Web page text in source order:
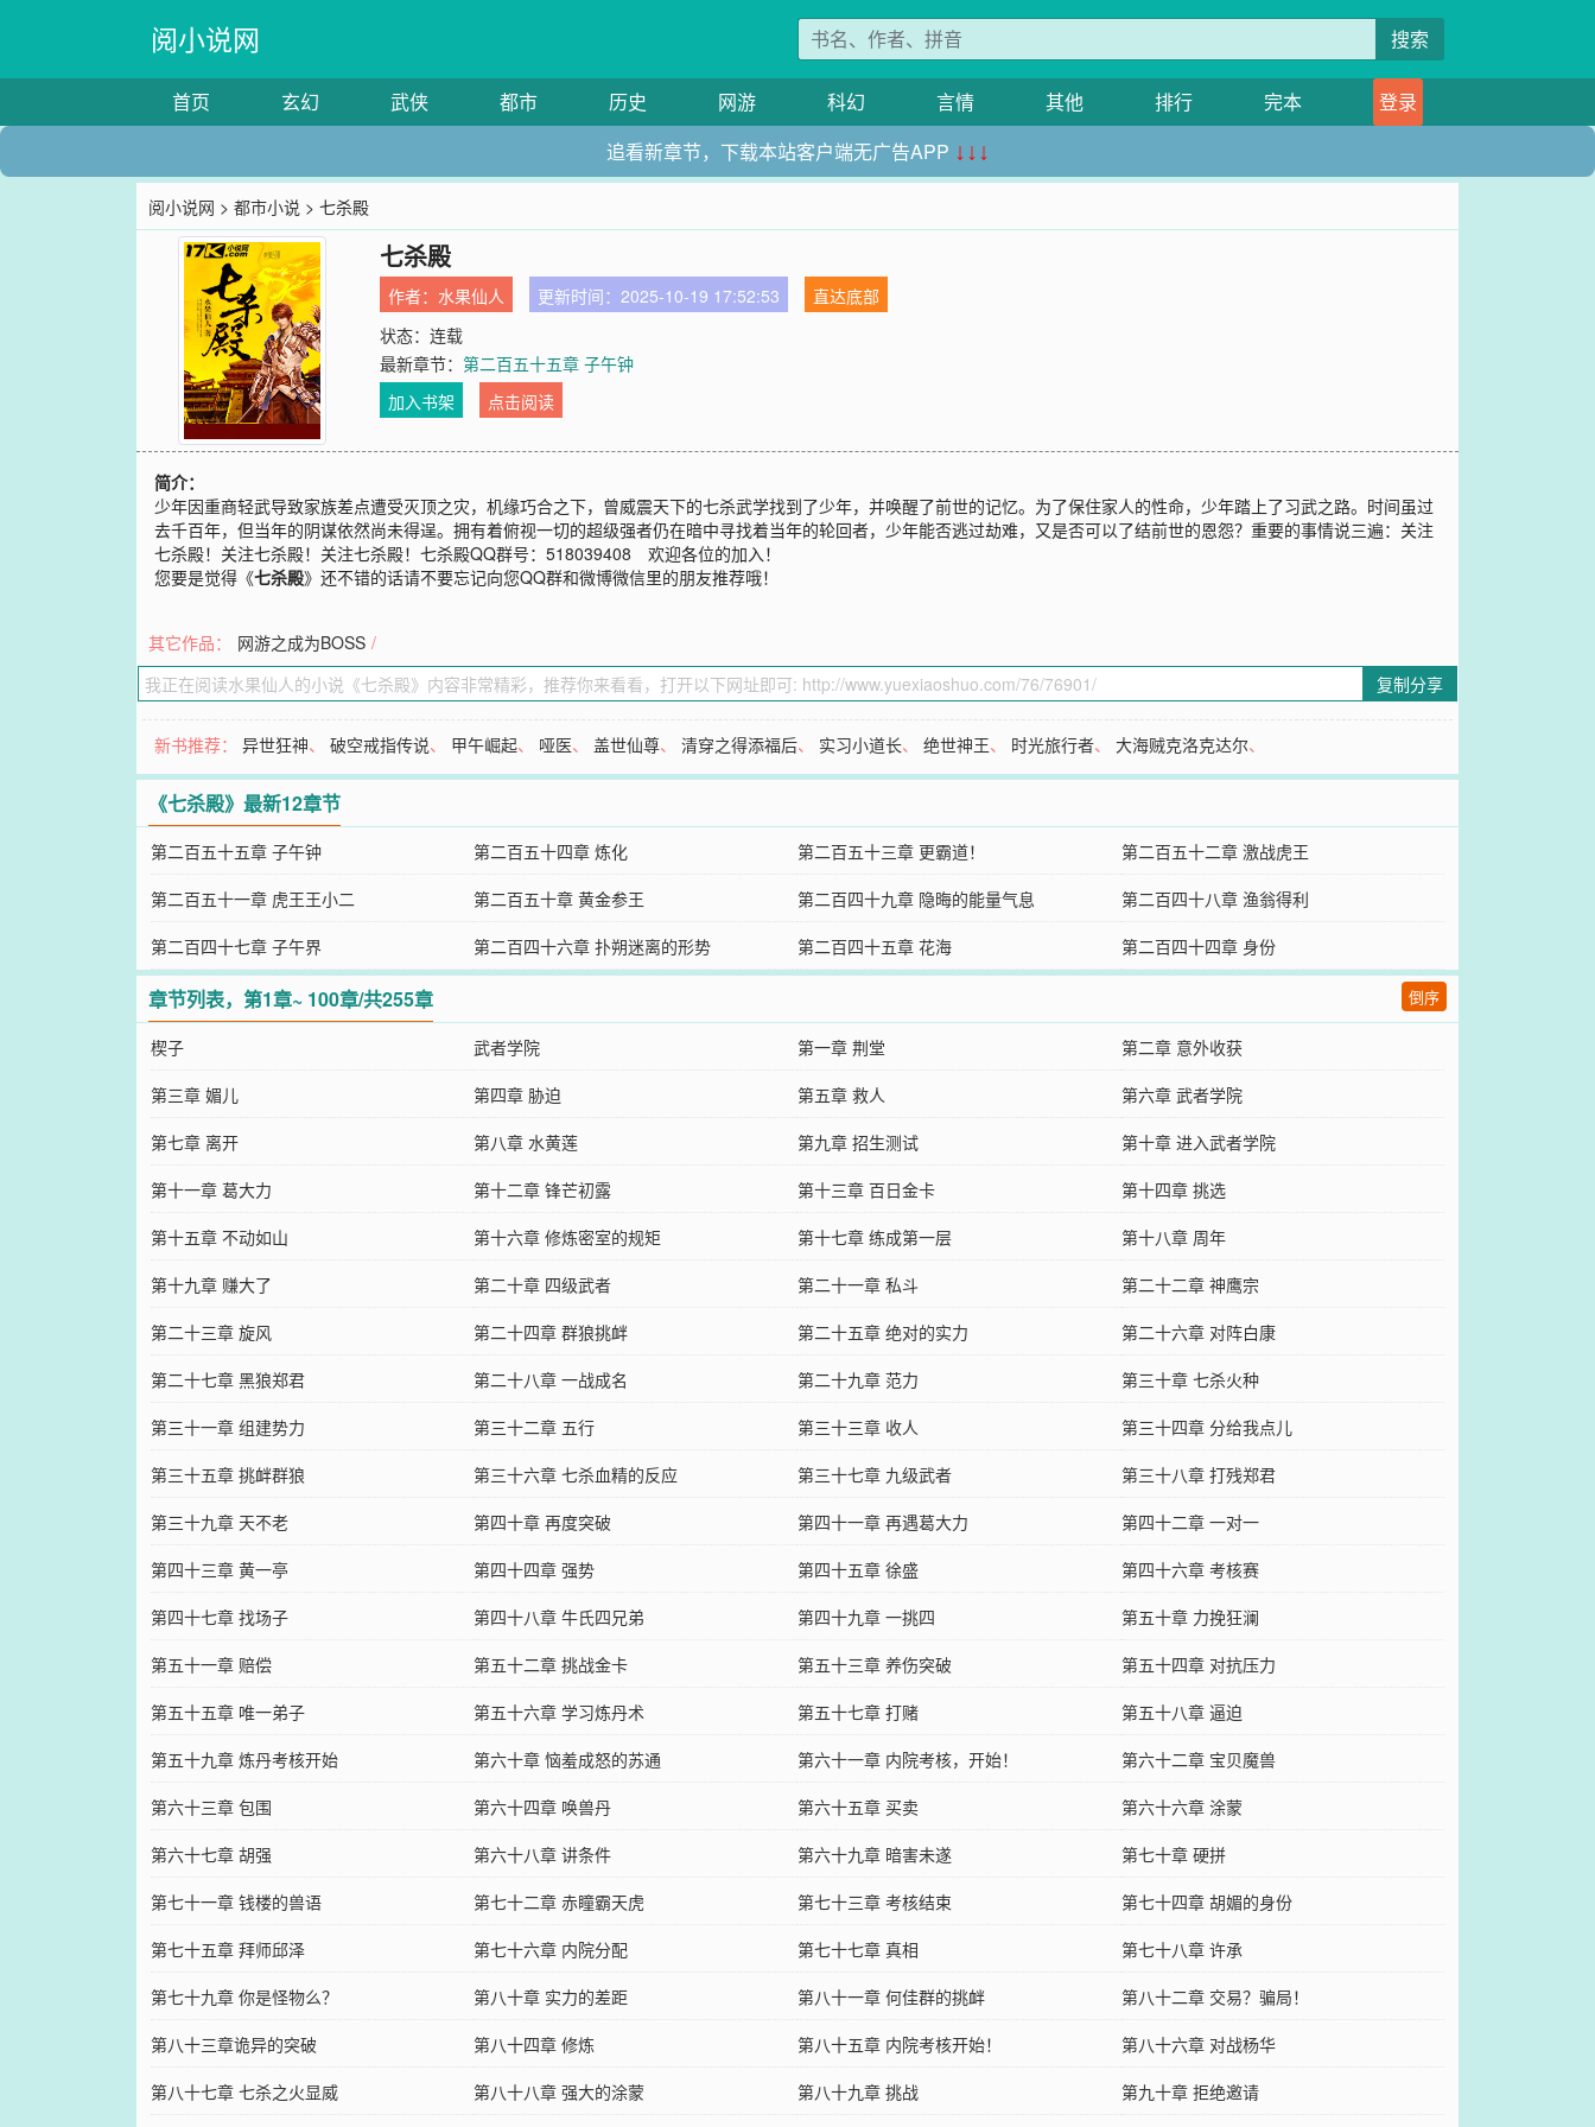
阅小说网 搜索
首页 玄幻 武侠 都市 历史 网游 科幻 言情 其他 排行 完本
登录
追看新章节，下载本站客户端无广告APP ↓↓↓
阅小说网 >都市小说 > 七杀殿
七杀殿
作者：水果仙人 更新时间：2025-10-19 17:52:53
直达底部
状态：连载
最新章节：第二百五十五章 子午钟
加入书架
点击阅读
简介：
少年因重商轻武导致家族差点遭受灭顶之灾，机缘巧合之下，曾威震天下的七杀武学找到了少年，并唤醒了前世的记忆。为了保住家人的性命，少年踏上了习武之路。时间虽过
去千百年，但当年的阴谋依然尚未得逞。拥有着俯视一切的超级强者仍在暗中寻找着当年的轮回者，少年能否逃过劫难，又是否可以了结前世的恩怨？重要的事情说三遍：关注
七杀殿！关注七杀殿！关注七杀殿！七杀殿QQ群号：518039408 欢迎各位的加入！
您要是觉得《七杀殿》还不错的话请不要忘记向您QQ群和微博微信里的朋友推荐哦！
其它作品： 网游之成为BOSS /
复制分享
新书推荐：异世狂神、破空戒指传说、 甲午崛起、 哑医、 盖世仙尊、清穿之得添福后、 实习小道长、绝世神王、 时光旅行者、大海贼克洛克达尔、
《七杀殿》最新12章节
第二百五十五章 子午钟 第二百五十四章 炼化 第二百五十三章 更霸道！
第二百五十二章 激战虎王
第二百五十一章 虎王王小二
第二百五十章 黄金参王 第二百四十九章 隐晦的能量气息
第二百四十八章 渔翁得利
第二百四十七章 子午界
第二百四十六章 扑朔迷离的形势 第二百四十五章 花海 第二百四十四章 身份
章节列表，第1章~ 100章/共255章 倒序
楔子 武者学院 第一章 荆堂
第二章 意外收获
第三章 媚儿
第四章 胁迫 第五章 救人
第六章 武者学院
第七章 离开
第八章 水黄莲 第九章 招生测试
第十章 进入武者学院
第十一章 葛大力
第十二章 锋芒初露 第十三章 百日金卡
第十四章 挑选
第十五章 不动如山
第十六章 修炼密室的规矩 第十七章 练成第一层
第十八章 周年
第十九章 赚大了
第二十章 四级武者 第二十一章 私斗
第二十二章 神鹰宗
第二十三章 旋风
第二十四章 群狼挑衅 第二十五章 绝对的实力
第二十六章 对阵白康
第二十七章 黑狼郑君
第二十八章 一战成名 第二十九章 范力
第三十章 七杀火种
第三十一章 组建势力
第三十二章 五行 第三十三章 收人
第三十四章 分给我点儿
第三十五章 挑衅群狼
第三十六章 七杀血精的反应 第三十七章 九级武者
第三十八章 打残郑君
第三十九章 天不老
第四十章 再度突破 第四十一章 再遇葛大力
第四十二章 一对一
第四十三章 黄一亭
第四十四章 强势 第四十五章 徐盛
第四十六章 考核赛
第四十七章 找场子
第四十八章 牛氏四兄弟 第四十九章 一挑四
第五十章 力挽狂澜
第五十一章 赔偿
第五十二章 挑战金卡 第五十三章 养伤突破
第五十四章 对抗压力
第五十五章 唯一弟子
第五十六章 学习炼丹术 第五十七章 打赌
第五十八章 逼迫
第五十九章 炼丹考核开始
第六十章 恼羞成怒的苏通 第六十一章 内院考核，开始！
第六十二章 宝贝魔兽
第六十三章 包围
第六十四章 唤兽丹 第六十五章 买卖
第六十六章 涂蒙
第六十七章 胡强
第六十八章 讲条件 第六十九章 暗害未遂
第七十章 硬拼
第七十一章 钱楼的兽语
第七十二章 赤瞳霸天虎 第七十三章 考核结束
第七十四章 胡媚的身份
第七十五章 拜师邱泽
第七十六章 内院分配 第七十七章 真相
第七十八章 许承
第七十九章 你是怪物么？
第八十章 实力的差距 第八十一章 何佳群的挑衅
第八十二章 交易？骗局！
第八十三章诡异的突破
第八十四章 修炼 第八十五章 内院考核开始！
第八十六章 对战杨华
第八十七章 七杀之火显威
第八十八章 强大的涂蒙 第八十九章 挑战
第九十章 拒绝邀请